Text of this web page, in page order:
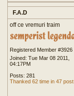
F.A.D
off ce vremuri traim
Registered Member #3926
Joined: Tue Mar 08 2011,
04:17PM
Posts: 281
Thanked 62 time in 47 post